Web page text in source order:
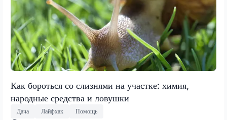
Как бороться со слизнями на участке: химия,
народные средства и ловушки
Дача Лайфхак Помощь